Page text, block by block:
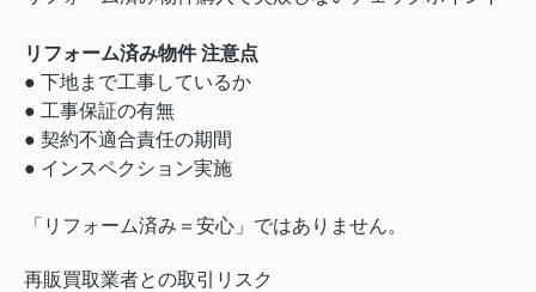
リフォーム済み物件 注意点
● 下地まで工事しているか
● 工事保証の有無
● 契約不適合責任の期間
● インスペクション実施
「リフォーム済み＝安心」ではありません。
再販買取業者との取引リスク